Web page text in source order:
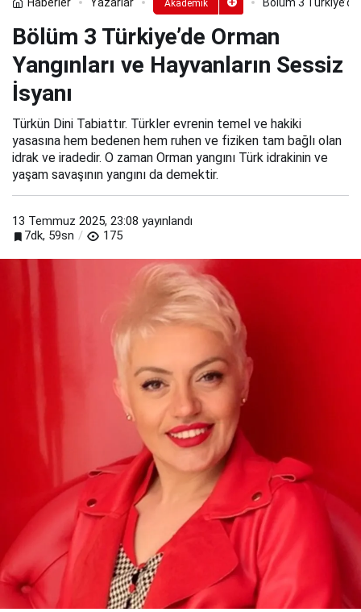
Akademik
Bölüm 3 Türkiye’de Orman
Yangınları ve Hayvanların Sessiz
İsyanı
Türkün Dini Tabiattır. Türkler evrenin temel ve hakiki
yasasına hem bedenen hem ruhen ve fiziken tam bağlı olan
idrak ve iradedir. O zaman Orman yangını Türk idrakinin ve
yaşam savaşının yangını da demektir.
13 Temmuz 2025, 23:08 yayınlandı
7dk, 59sn
175